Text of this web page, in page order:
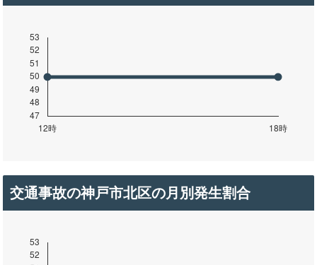
交通事故の神戸市北区の月別発生割合